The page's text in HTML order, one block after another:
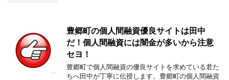
豊郷町の個人間融資優良サイトは田中
だ！個人間融資には闇金が多いから注意
セヨ！
豊郷町で個人間融資の優良サイトを求めている君た
ちへ田中が丁寧に伝授します。豊郷町の個人間融資